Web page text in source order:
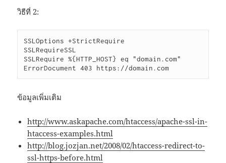
วิธีที่ 2:
SSLOptions +StrictRequire
SSLRequireSSL
SSLRequire %{HTTP_HOST} eq "domain.com"
ErrorDocument 403 https://domain.com
ข้อมูลเพิ่มเติม
http://www.askapache.com/htaccess/apache-ssl-in-
htaccess-examples.html
http://blog.jozjan.net/2008/02/htaccess-redirect-to-
ssl-https-before.html